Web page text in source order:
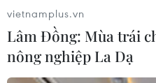
vietnamplus.vn
Lâm Đồng: Mùa trái
nông nghiệp La Dạ